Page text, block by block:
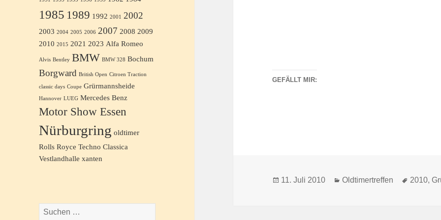
1985 1989 1992 2001 2002
2003 2004 2005 2006 2007 2008 2009
2010 2015 2021 2023 Alfa Romeo
Alvis Bentley BMW BMW 328 Bochum
Borgward British Open Citroen Traction
classic days Coupe Grürmannsheide
Hannover LUEG Mercedes Benz
Motor Show Essen
Nürburgring oldtimer
Rolls Royce Techno Classica
Vestlandhalle xanten
Suchen
GEFÄLLT MIR:
Veröffentlicht
11. Juli 2010 Kategorien
Oldtimertreffen 2010,